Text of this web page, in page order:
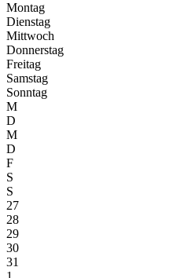
Montag
Dienstag
Mittwoch
Donnerstag
Freitag
Samstag
Sonntag
M
D
M
D
F
S
S
27
28
29
30
31